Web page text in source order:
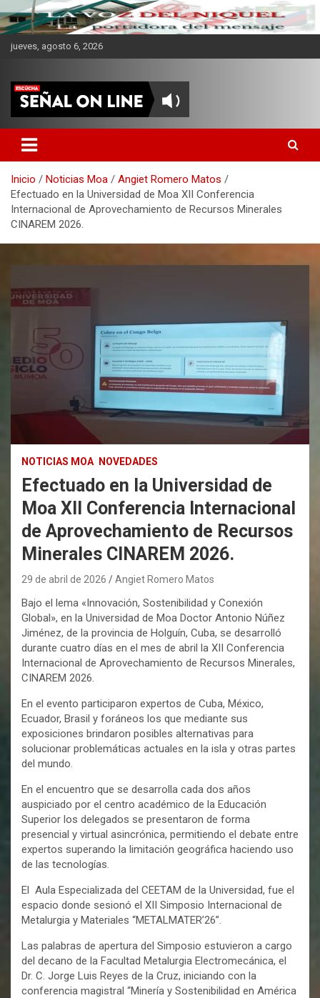
jueves, agosto 6, 2026
CMKV La Portadora del
Mensaje
Inicio Noticias Moa
Angiet Romero Matos
Efectuado en la Universidad de Moa XII Conferencia
Internacional de Aprovechamiento de Recursos Minerales
CINAREM 2026.
NOTICIAS MOA NOVEDADES
Efectuado en la Universidad de
Moa XII Conferencia Internacional
de Aprovechamiento de Recursos
Minerales CINAREM 2026.
29 de abril de 2026 Angiet Romero Matos
Bajo el lema «Innovación, Sostenibilidad y Conexión
Global», en la Universidad de Moa Doctor Antonio Núñez
Jiménez, de la provincia de Holguín, Cuba, se desarrolló
durante cuatro días en el mes de abril la XII Conferencia
Internacional de Aprovechamiento de Recursos Minerales,
CINAREM 2026.
En el evento participaron expertos de Cuba, México,
Ecuador, Brasil y foráneos los que mediante sus
exposiciones brindaron posibles alternativas para
solucionar problemáticas actuales en la isla y otras partes
del mundo.
En el encuentro que se desarrolla cada dos años
auspiciado por el centro académico de la Educación
Superior los delegados se presentaron de forma
presencial y virtual asincrónica, permitiendo el debate entre
expertos superando la limitación geográfica haciendo uso
de las tecnologías.
El Aula Especializada del CEETAM de la Universidad, fue el
espacio donde sesionó el XII Simposio Internacional de
Metalurgia y Materiales “METALMATER’26”.
Las palabras de apertura del Simposio estuvieron a cargo
del decano de la Facultad Metalurgia Electromecánica, el
Dr. C. Jorge Luis Reyes de la Cruz, iniciando con la
conferencia magistral “Minería y Sostenibilidad en América